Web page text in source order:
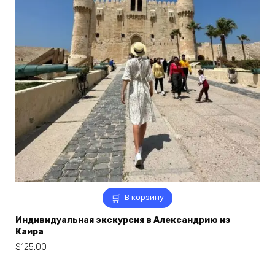
В корзину
Индивидуальная экскурсия в Александрию из
Каира
$125,00